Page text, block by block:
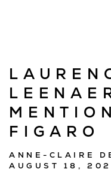
FIGARO
ANNE-CLAIRE
AUGUST 18,